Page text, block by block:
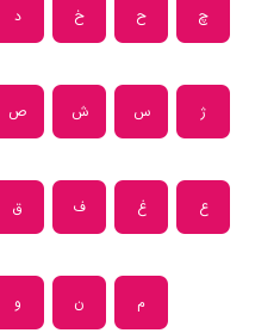
چ ح خ د
ژ س ش ص
ع غ ف ق
م ن و